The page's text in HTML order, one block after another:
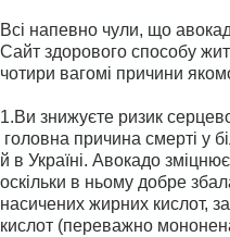
Всі напевно чули, що
Сайт здорового способу
чотири вагомі причини
1.Ви знижуєте ризик
головна причина смерті у
й в Україні. Авокадо
оскільки в ньому добре
насичених жирних кислот,
кислот (переважно